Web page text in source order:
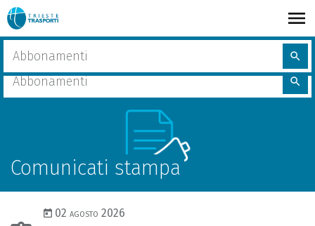
Salta
al
contenuto
principale
Cerca
sito
search
share
Cerca
search
Comunicati stampa
02 agosto 2026